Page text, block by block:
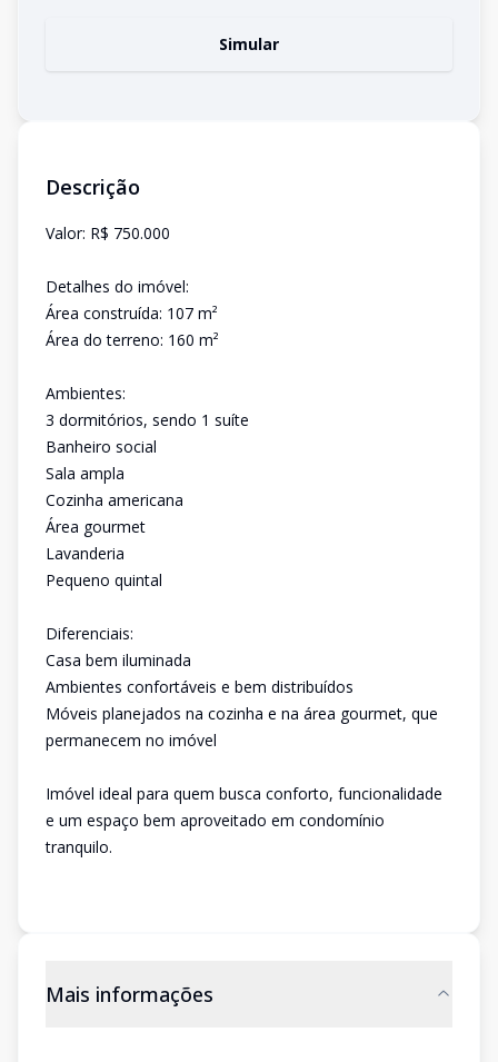
Simular
Descrição
Valor: R$ 750.000
Detalhes do imóvel:
Área construída: 107 m²
Área do terreno: 160 m²
Ambientes:
3 dormitórios, sendo 1 suíte
Banheiro social
Sala ampla
Cozinha americana
Área gourmet
Lavanderia
Pequeno quintal
Diferenciais:
Casa bem iluminada
Ambientes confortáveis e bem distribuídos
Móveis planejados na cozinha e na área gourmet, que
permanecem no imóvel
Imóvel ideal para quem busca conforto, funcionalidade
e um espaço bem aproveitado em condomínio
tranquilo.
Mais informações